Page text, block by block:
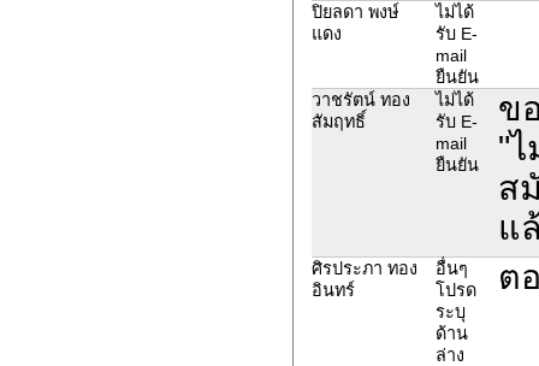
ปิยลดา พงษ์
แดง
ไม่ได้
รับ E-
mail
ยืนยัน
วาชรัตน์ ทอง
สัมฤทธิ์
ไม่ได้
รับ E-
mail
ยืนยัน
ข
"
ส
แ
ศิรประภา ทอง
อินทร์
อื่นๆ
โปรด
ระบุ
ด้าน
ล่าง
ต